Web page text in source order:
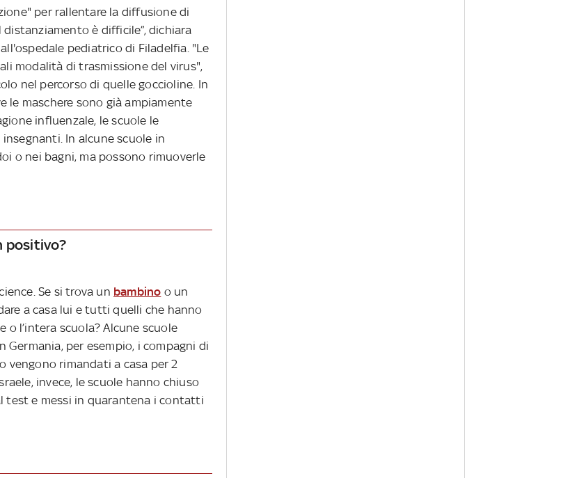
per rallentare la diffusione di
è difficile”, dichiara
pediatrico di Filadelfia. "Le
modalità di trasmissione del virus",
nel percorso di quelle goccioline. In
le maschere sono già ampiamente
influenzale, le scuole le
In alcune scuole in
o nei bagni, ma possono rimuoverle
positivo?
Se si trova un bambino o un
a casa lui e tutti quelli che hanno
l’intera scuola? Alcune scuole
per esempio, i compagni di
rimandati a casa per 2
invece, le scuole hanno chiuso
test e messi in quarantena i contatti